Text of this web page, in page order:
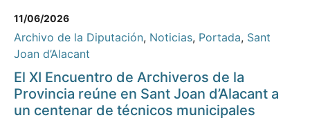
11/06/2026
Archivo de la Diputación, Noticias, Portada, Sant
Joan d’Alacant
El XI Encuentro de Archiveros de la
Provincia reúne en Sant Joan d’Alacant a
un centenar de técnicos municipales